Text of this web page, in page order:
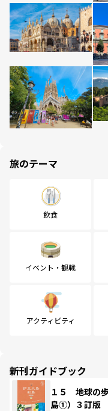
旅のテーマ
飲食
イベント・観戦
アクティビティ
新刊ガイドブック
１５ 地球の
島①）３訂版